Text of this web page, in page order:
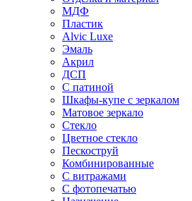
МДФ
Пластик
Alvic Luxe
Эмаль
Акрил
ДСП
С патиной
Шкафы-купе с зеркалом
Матовое зеркало
Стекло
Цветное стекло
Пескоструй
Комбинированные
С витражами
С фотопечатью